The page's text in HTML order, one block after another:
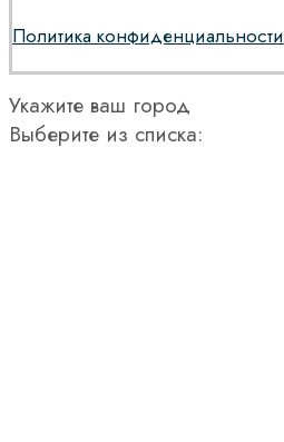
Политика конфиденциальности
Укажите ваш город
Выберите из списка: